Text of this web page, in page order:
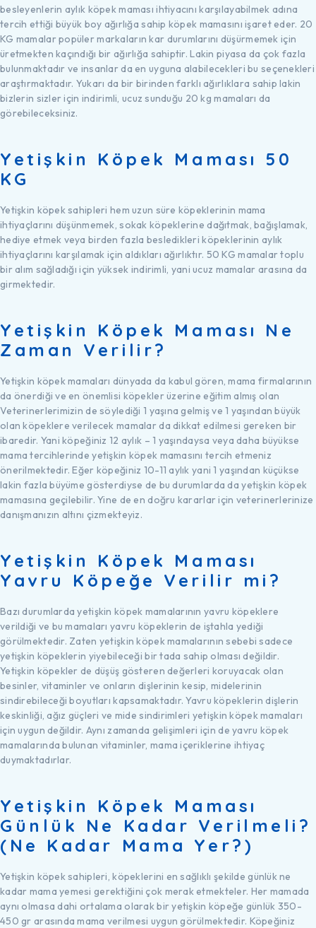
besleyenlerin aylık köpek maması ihtiyacını karşılayabilmek adına
tercih ettiği büyük boy ağırlığa sahip köpek mamasını işaret eder. 20
KG mamalar popüler markaların kar durumlarını düşürmemek için
üretmekten kaçındığı bir ağırlığa sahiptir. Lakin piyasa da çok fazla
bulunmaktadır ve insanlar da en uyguna alabilecekleri bu seçenekleri
araştırmaktadır. Yukarı da bir birinden farklı ağırlıklara sahip lakin
bizlerin sizler için indirimli, ucuz sunduğu 20 kg mamaları da
görebileceksiniz.
Yetişkin Köpek Maması 50
KG
Yetişkin köpek sahipleri hem uzun süre köpeklerinin mama
ihtiyaçlarını düşünmemek, sokak köpeklerine dağıtmak, bağışlamak,
hediye etmek veya birden fazla besledikleri köpeklerinin aylık
ihtiyaçlarını karşılamak için aldıkları ağırlıktır. 50 KG mamalar toplu
bir alım sağladığı için yüksek indirimli, yani ucuz mamalar arasına da
girmektedir.
Yetişkin Köpek Maması Ne
Zaman Verilir?
Yetişkin köpek mamaları dünyada da kabul gören, mama firmalarının
da önerdiği ve en önemlisi köpekler üzerine eğitim almış olan
Veterinerlerimizin de söylediği 1 yaşına gelmiş ve 1 yaşından büyük
olan köpeklere verilecek mamalar da dikkat edilmesi gereken bir
ibaredir. Yani köpeğiniz 12 aylık – 1 yaşındaysa veya daha büyükse
mama tercihlerinde yetişkin köpek mamasını tercih etmeniz
önerilmektedir. Eğer köpeğiniz 10-11 aylık yani 1 yaşından küçükse
lakin fazla büyüme gösterdiyse de bu durumlarda da yetişkin köpek
mamasına geçilebilir. Yine de en doğru kararlar için veterinerlerinize
danışmanızın altını çizmekteyiz.
Yetişkin Köpek Maması
Yavru Köpeğe Verilir mi?
Bazı durumlarda yetişkin köpek mamalarının yavru köpeklere
verildiği ve bu mamaları yavru köpeklerin de iştahla yediği
görülmektedir. Zaten yetişkin köpek mamalarının sebebi sadece
yetişkin köpeklerin yiyebileceği bir tada sahip olması değildir.
Yetişkin köpekler de düşüş gösteren değerleri koruyacak olan
besinler, vitaminler ve onların dişlerinin kesip, midelerinin
sindirebileceği boyutları kapsamaktadır. Yavru köpeklerin dişlerin
keskinliği, ağız güçleri ve mide sindirimleri yetişkin köpek mamaları
için uygun değildir. Aynı zamanda gelişimleri için de yavru köpek
mamalarında bulunan vitaminler, mama içeriklerine ihtiyaç
duymaktadırlar.
Yetişkin Köpek Maması
Günlük Ne Kadar Verilmeli?
(Ne Kadar Mama Yer?)
Yetişkin köpek sahipleri, köpeklerini en sağlıklı şekilde günlük ne
kadar mama yemesi gerektiğini çok merak etmekteler. Her mamada
aynı olmasa dahi ortalama olarak bir yetişkin köpeğe günlük 350-
450 gr arasında mama verilmesi uygun görülmektedir. Köpeğiniz